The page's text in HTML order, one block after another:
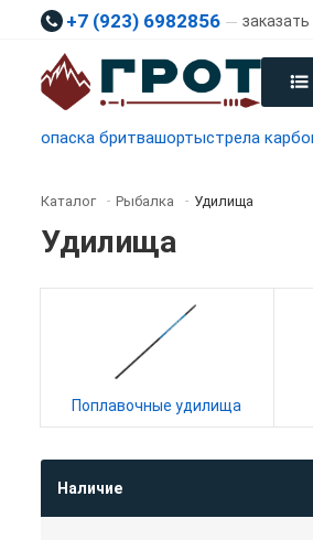
+7 (923) 6982856
опаска бритвашортыстрела
Каталог - Рыбалка - Удилища
Удилища
Поплавочные удилища
Наличие